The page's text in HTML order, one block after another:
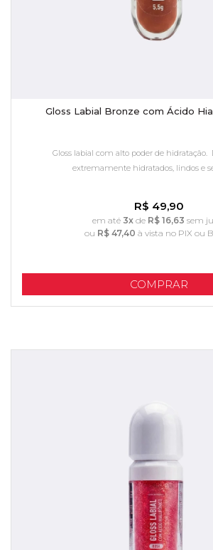
Gloss Labial Bronze com Ácido
Gloss labial com alto poder de hidratação.
extremamente hidratados, lindos e
R$ 49,90
em até 3x de R$ 16,63 sem
ou R$ 47,40 à vista no PIX ou
COMPRAR